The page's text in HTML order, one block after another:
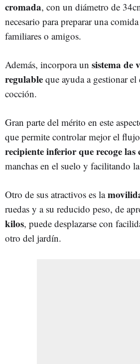
cromada, con un diámetro de
necesario para preparar una
familiares o amigos.
Además, incorpora un sistema de
regulable que ayuda a gestionar
cocción.
Gran parte del mérito en este
que permite controlar mejor el
recipiente inferior que recoge las
manchas en el suelo y facilitando
Otro de sus atractivos es la
ruedas y a su reducido peso, de
kilos, puede desplazarse con
otro del jardín.